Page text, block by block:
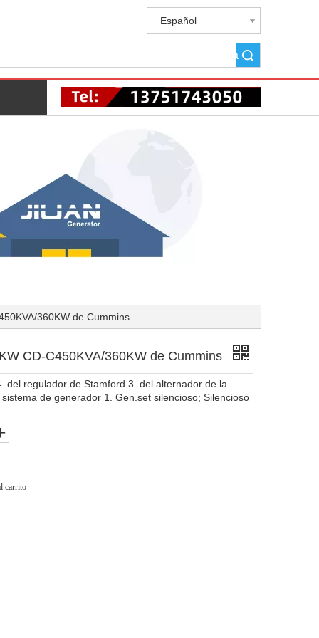
Español
Búsqueda
360KW de Cummins
CD-C450KVA/360KW de Cummins
del regulador de Stamford 3. del alternador de la
de generador 1. Gen.set silencioso; Silencioso
carrito